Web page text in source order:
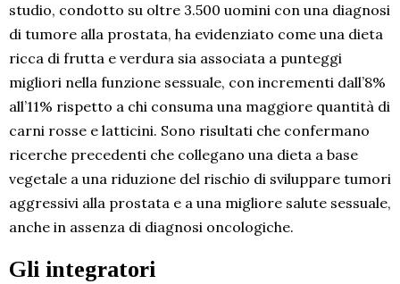
studio, condotto su oltre 3.500 uomini con una diagnosi
di tumore alla prostata, ha evidenziato come una dieta
ricca di frutta e verdura sia associata a punteggi
migliori nella funzione sessuale, con incrementi dall’8%
all’11% rispetto a chi consuma una maggiore quantità di
carni rosse e latticini. Sono risultati che confermano
ricerche precedenti che collegano una dieta a base
vegetale a una riduzione del rischio di sviluppare tumori
aggressivi alla prostata e a una migliore salute sessuale,
anche in assenza di diagnosi oncologiche.
Gli integratori